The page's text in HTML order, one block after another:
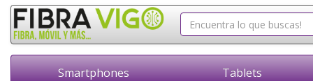
Smartphones Tablets